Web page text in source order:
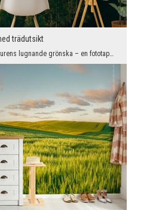
trädutsikt
Fördjupa dig i naturens lugnande grönska – en fototapet med panoramautsikt över en björkskog skap...